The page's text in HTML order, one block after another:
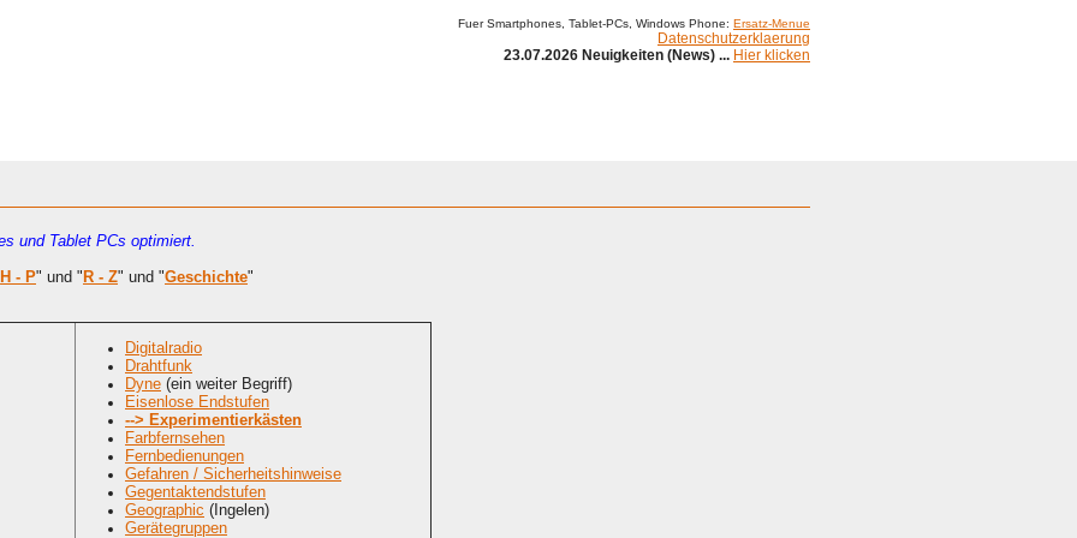
Fuer Smartphones, Tablet-PCs, Windows Phone: Ersatz-Menue
Datenschutzerklaerung
23.07.2026 Neuigkeiten (News) ... Hier klicken
und Tablet PCs optimiert.
H - P" und " R - Z" und "Geschichte"
Digitalradio
Drahtfunk
Dyne (ein weiter Begriff)
Eisenlose Endstufen
--> Experimentierkästen
Farbfernsehen
Fernbedienungen
Gefahren / Sicherheitshinweise
Gegentaktendstufen
Geographic (Ingelen)
Gerätegruppen